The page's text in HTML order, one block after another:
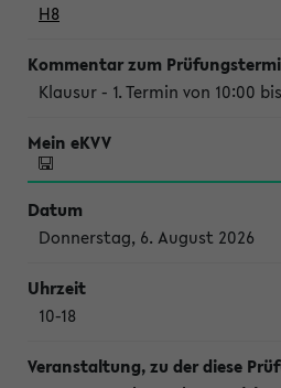
H8
Klausur - 1. Termin von 10:00
Donnerstag, 6. August 2026
10-18